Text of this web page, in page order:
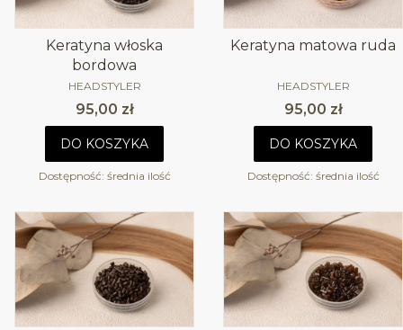
Keratyna włoska
bordowa
PRODUCENT
HEADSTYLER
Cena
95,00 zł
DO KOSZYKA
Dostępność: średnia ilość
Keratyna matowa ruda
PRODUCENT
HEADSTYLER
Cena
95,00 zł
DO KOSZYKA
Dostępność: średnia ilość